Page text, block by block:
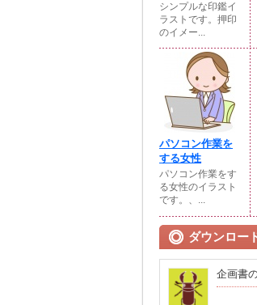
シンプルな印鑑イ
ラストです。押印
のイメー...
パソコン作業を
する女性
パソコン作業をす
る女性のイラスト
です。、...
ダウンロー
企画書